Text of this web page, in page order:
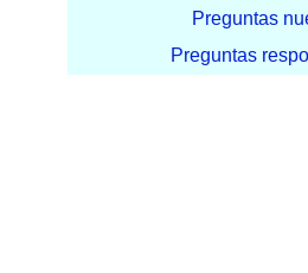
Preguntas
Preguntas